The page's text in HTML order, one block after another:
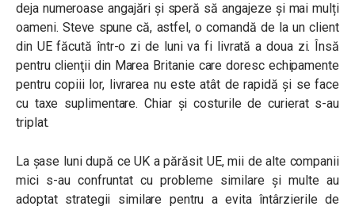
deja numeroase angajări și speră să angajeze și mai mulți
oameni. Steve spune că, astfel, o comandă de la un client
din UE făcută într-o zi de luni va fi livrată a doua zi. Însă
pentru clienţii din Marea Britanie care doresc echipamente
pentru copiii lor, livrarea nu este atât de rapidă și se face
cu taxe suplimentare. Chiar și costurile de curierat s-au
triplat.
La şase luni după ce UK a părăsit UE, mii de alte companii
mici s-au confruntat cu probleme similare și multe au
adoptat strategii similare pentru a evita întârzierile de